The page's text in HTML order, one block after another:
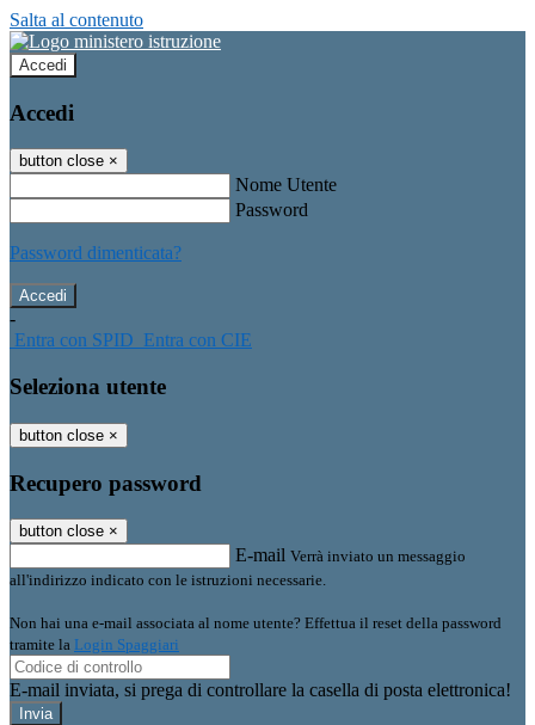
Salta al contenuto
Accedi
Accedi
button close ×
Nome Utente
Password
Password dimenticata?
-
Entra con SPID Entra con CIE
Seleziona utente
button close ×
Recupero password
button close ×
E-mail Verrà inviato un messaggio
all'indirizzo indicato con le istruzioni necessarie.
Non hai una e-mail associata al nome utente? Effettua il reset della password
tramite la Login Spaggiari
E-mail inviata, si prega di controllare la casella di posta elettronica!